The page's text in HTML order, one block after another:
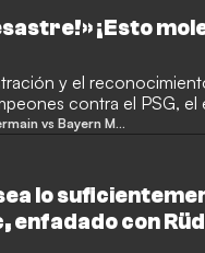
¡Esto
y el
contra el PSG,
la grada por sanción,
Paris Saint-Germain vs Bayern Múnich
lo
enfadado con